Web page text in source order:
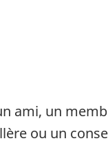
ami, un
ou un